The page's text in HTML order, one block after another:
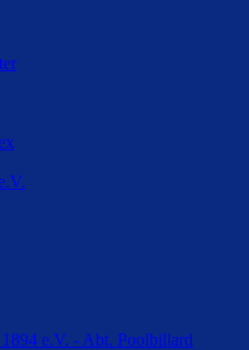
e.V. - Abt. Poolbillard